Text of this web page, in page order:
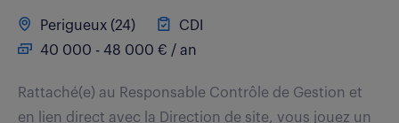
Perigueux (24)
CDI
40 000 - 48 000 € / an
Rattaché(e) au Responsable Contrôle de Gestion et
en lien direct avec la Direction de site, vous jouez un